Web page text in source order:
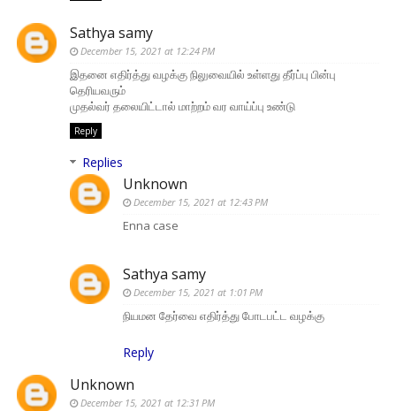
Sathya samy
December 15, 2021 at 12:24 PM
இதனை எதிர்த்து வழக்கு நிலுவையில் உள்ளது தீர்ப்பு பின்பு
தெரியவரும்
முதல்வர் தலையிட்டால் மாற்றம் வர வாய்ப்பு உண்டு
Reply
Replies
Unknown
December 15, 2021 at 12:43 PM
Enna case
Sathya samy
December 15, 2021 at 1:01 PM
நியமன தேர்வை எதிர்த்து போடபட்ட வழக்கு
Reply
Unknown
December 15, 2021 at 12:31 PM